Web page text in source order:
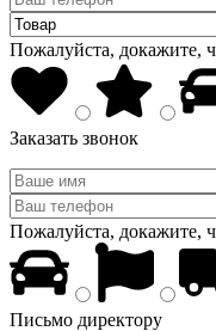
Пожалуйста, докажите,
Заказать звонок
Пожалуйста, докажите,
Письмо директору